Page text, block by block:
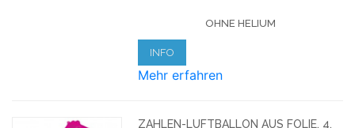
HNE HELIUM
INFO
Mehr erfahren
ZAHLEN-LUFTBALLON AUS FOLIE, 4,